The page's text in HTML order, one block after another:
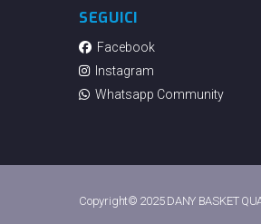
SEGUICI
Facebook
Instagram
Whatsapp Community
Copyright© 2025 DANY BASKET